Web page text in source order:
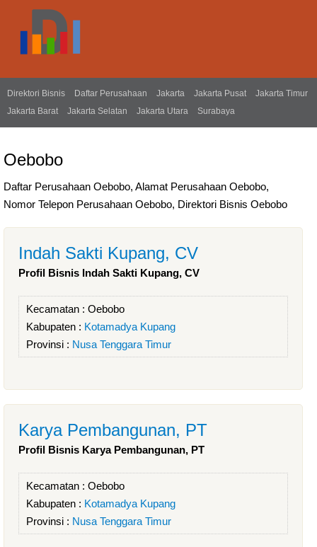
Direktori Bisnis Daftar Perusahaan Jakarta Jakarta Pusat
Jakarta Timur
Jakarta Barat
Jakarta Selatan Jakarta Utara Surabaya
Oebobo
Daftar Perusahaan Oebobo, Alamat Perusahaan Oebobo,
Nomor Telepon Perusahaan Oebobo, Direktori Bisnis Oebobo
Indah Sakti Kupang, CV
Profil Bisnis Indah Sakti Kupang, CV
Kecamatan : Oebobo
Kabupaten : Kotamadya Kupang
Provinsi : Nusa Tenggara Timur
Karya Pembangunan, PT
Profil Bisnis Karya Pembangunan, PT
Kecamatan : Oebobo
Kabupaten : Kotamadya Kupang
Provinsi : Nusa Tenggara Timur